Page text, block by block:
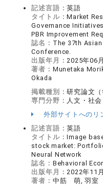
記述言語：英語
タイトル：Market
Governance
PBR Improvement
誌名： The 37th
Conference.
出版年月： 2025年06月
著者： Munetaka
Okada
掲載種別：研究論文（
専門分野： 人文・社
外部サイトへのリ
記述言語：英語
タイトル：Image
stock market:
Neural Network
誌名： Behavioral
出版年月： 2022年11月
著者： 中筋 萌, 羽室